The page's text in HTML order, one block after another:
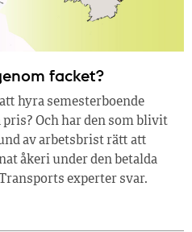
facket?
hyra semesterboende
Och har den som blivit
av arbetsbrist rätt att
åkeri under den betalda
experter svar.